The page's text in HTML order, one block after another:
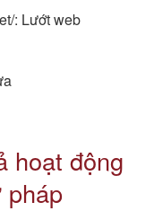
: Lướt web
hoạt động
pháp